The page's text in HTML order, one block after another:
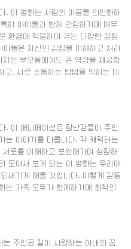
. 이 영화는 사람의 마음을 의인화하
히 아이들과 함께 관람하기에 매우
환경에 적응하며 겪는 다양한 감정
들은 자신의 감정을 이해하고 처리
는 부모들에게도 큰 역량을 제공합
고, 서로 소통하는 방법을 익히는 데
. 이 애니메이션은 장난감들이 주인
는 이야기를 다룹니다. 각 캐릭터는
로를 이해하고 보완해가며 성장해
모여서 보게 되는 이 영화는 우리에
새기게 해줄 것입니다. 이렇게 감동
는 가족 모두가 함께하기에 최적의
는 주인공 칼이 사랑하는 아내의 꿈